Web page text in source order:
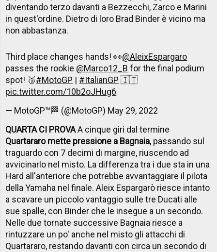
diventando terzo davanti a Bezzecchi, Zarco e Marini
in quest'ordine. Dietro di loro Brad Binder è vicino ma
non abbastanza.
Third place changes hands! 👀@AleixEspargaro
passes the rookie @Marco12_B for the final podium
spot! 🥉#MotoGP | #ItalianGP 🇮🇹
pic.twitter.com/10b2oJHug6
— MotoGP™🏁 (@MotoGP) May 29, 2022
QUARTA CI PROVAA cinque giri dal termine
Quartararo mette pressione a Bagnaia, passando sul
traguardo con 7 decimi di margine, riuscendo ad
avvicinarlo nel misto. La differenza tra i due sta in una
Hard all'anteriore che potrebbe avvantaggiare il pilota
della Yamaha nel finale. Aleix Espargarò riesce intanto
a scavare un piccolo vantaggio sulle tre Ducati alle
sue spalle, con Binder che le insegue a un secondo.
Nelle due tornate successive Bagnaia riesce a
rintuzzare un po' anche nel misto gli attacchi di
Quartararo, restando davanti con circa un secondo di